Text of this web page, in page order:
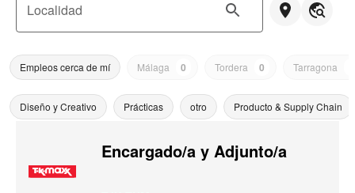
Localidad
Empleos cerca de mí Málaga 0 Tordera 0 Tarragona
Diseño y Creativo Prácticas otro Producto & Supply Chain
Encargado/a y Adjunto/a